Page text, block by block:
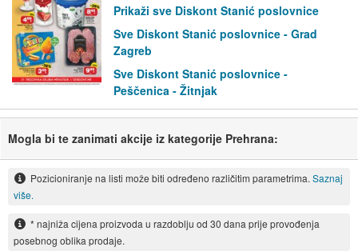
Prikaži sve Diskont Stanić poslovnice
Sve Diskont Stanić poslovnice - Grad
Zagreb
Sve Diskont Stanić poslovnice -
Peščenica - Žitnjak
Mogla bi te zanimati akcije iz kategorije Prehrana:
Pozicioniranje na listi može biti određeno različitim parametrima. Saznaj
više.
* najniža cijena proizvoda u razdoblju od 30 dana prije provođenja
posebnog oblika prodaje.